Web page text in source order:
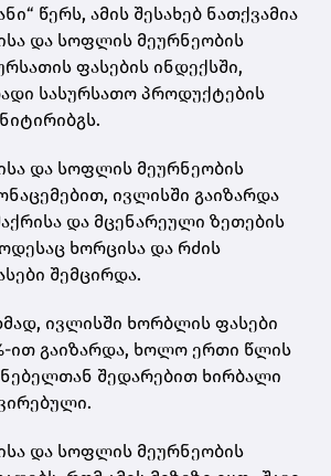
წერს, ამის შესახებ ნათქვამია
და სოფლის მეურნეობის
ფასების ინდექსში,
სასურსათო პროდუქტების
და სოფლის მეურნეობის
ივლისში გაიზარდა
და მცენარეული ზეთების
ხორცისა და რძის
შემცირდა.
ივლისში ხორბლის ფასები
ით გაიზარდა, ხოლო ერთი წლის
შედარებით ხირბალი
და სოფლის მეურნეობის